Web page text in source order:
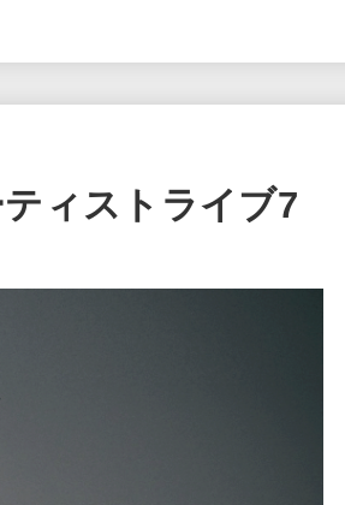
ィストライブ7